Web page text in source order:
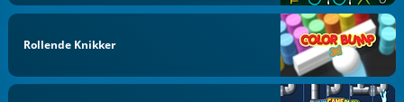
Rollende Knikker